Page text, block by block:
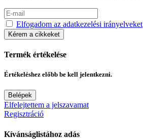
Elfogadom az adatkezelési irányelveket
Kérem a cikkeket
Termék értékelése
Értékeléshez előbb be kell jelentkezni.
Belépek
Elfelejtettem a jelszavamat
Regisztráció
Kívánságlistához adás